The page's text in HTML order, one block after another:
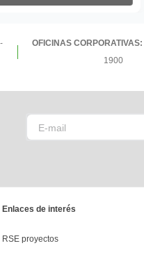
OFICINAS CORPORATIVAS:
1900
Enlaces de interés
RSE proyectos